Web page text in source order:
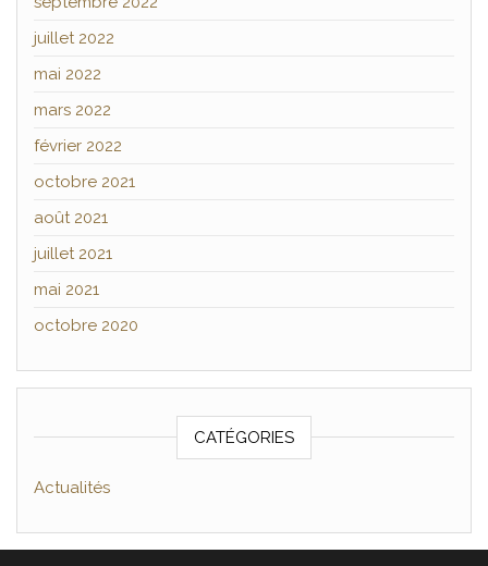
juillet 2022
mai 2022
mars 2022
février 2022
octobre 2021
août 2021
juillet 2021
mai 2021
octobre 2020
CATÉGORIES
Actualités